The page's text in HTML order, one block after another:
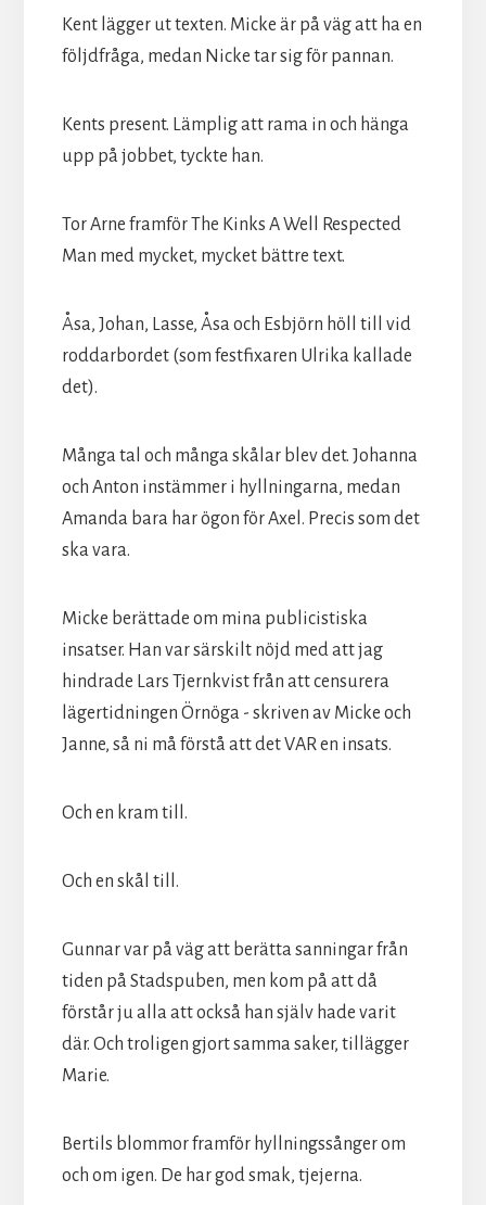
Kent lägger ut texten. Micke är på väg att ha en
följdfråga, medan Nicke tar sig för pannan.
Kents present. Lämplig att rama in och hänga
upp på jobbet, tyckte han.
Tor Arne framför The Kinks A Well Respected
Man med mycket, mycket bättre text.
Åsa, Johan, Lasse, Åsa och Esbjörn höll till vid
roddarbordet (som festfixaren Ulrika kallade
det).
Många tal och många skålar blev det. Johanna
och Anton instämmer i hyllningarna, medan
Amanda bara har ögon för Axel. Precis som det
ska vara.
Micke berättade om mina publicistiska
insatser. Han var särskilt nöjd med att jag
hindrade Lars Tjernkvist från att censurera
lägertidningen Örnöga - skriven av Micke och
Janne, så ni må förstå att det VAR en insats.
Och en kram till.
Och en skål till.
Gunnar var på väg att berätta sanningar från
tiden på Stadspuben, men kom på att då
förstår ju alla att också han själv hade varit
där. Och troligen gjort samma saker, tillägger
Marie.
Bertils blommor framför hyllningssånger om
och om igen. De har god smak, tjejerna.